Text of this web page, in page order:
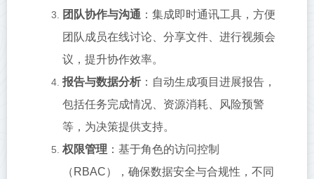
团队协作与沟通 ：集成即时通讯工具，方便
团队成员在线讨论、分享文件、进行视频会
议，提升协作效率。
报告与数据分析 ：自动生成项目进展报告，
包括任务完成情况、资源消耗、风险预警
等，为决策提供支持。
权限管理 ：基于角色的访问控制
（RBAC），确保数据安全与合规性，不同